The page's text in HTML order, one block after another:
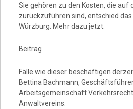
Sie gehören zu den Kosten, die auf
zurückzuführen sind, entschied
Würzburg. Mehr dazu jetzt.
Beitrag
Fälle wie dieser beschäftigen
Bettina Bachmann,
Arbeitsgemeinschaft
Anwaltvereins: